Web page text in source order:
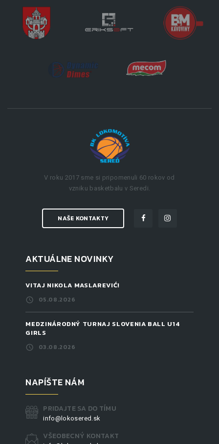
V roku 2017 sme si pripomenuli 60 rokov od
vzniku basketbalu v Seredi.
NAŠE KONTAKTY
AKTUÁLNE NOVINKY
VITAJ NIKOLA MASLAREVIĆ!
05.08.2026
MEDZINÁRODNÝ TURNAJ SLOVENIA BALL U14
GIRLS
03.08.2026
NAPÍŠTE NÁM
PRIDAJTE SA DO TÍMU
info@lokosered.sk
VŠEOBECNÝ KONTAKT